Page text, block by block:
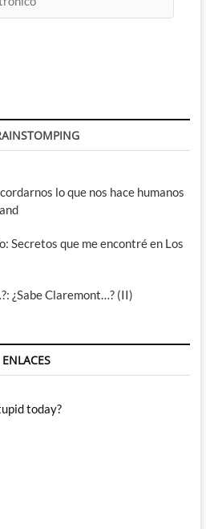
lo que nos hace humanos
Secretos que me encontré en Los
¿Sabe Claremont…? (II)
ENLACES
today?